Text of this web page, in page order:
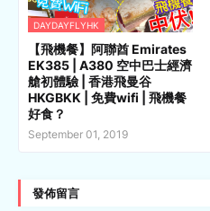
DAYDAYFLYHK
【飛機餐】阿聯酋 Emirates
EK385 | A380 空中巴士經濟
艙初體驗 | 香港飛曼谷
HKGBKK | 免費wifi | 飛機餐
好食？
September 01, 2019
發佈留言